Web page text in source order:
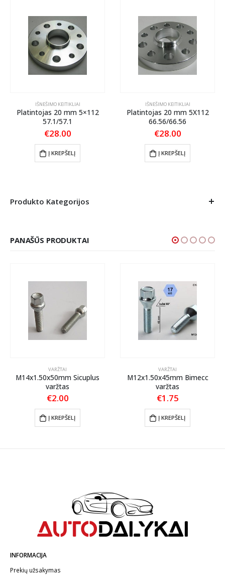
IŠNEŠIMO KEITIKLIAI
Platintojas 20 mm 5×112
57.1/57.1
€28.00
Į KREPŠELĮ
IŠNEŠIMO KEITIKLIAI
Platintojas 20 mm 5X112
66.56/66.56
€28.00
Į KREPŠELĮ
Produkto Kategorijos
PANAŠŪS PRODUKTAI
VARŽTAI
M14x1.50x50mm Sicuplus
varžtas
€2.00
Į KREPŠELĮ
VARŽTAI
M12x1.50x45mm Bimecc
varžtas
€1.75
Į KREPŠELĮ
INFORMACIJA
Prekių užsakymas